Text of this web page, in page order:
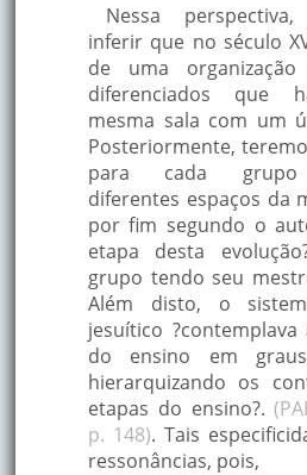
Nessa
inferir que no século
de uma
diferenciados que
mesma sala com um
Posteriormente,
para cada grupo
diferentes espaços da
por fim segundo o
etapa desta
grupo tendo seu
Além disto, o
jesuítico
do ensino em
hierarquizando os
etapas do ensino?.
p. 148). Tais
ressonâncias, pois,